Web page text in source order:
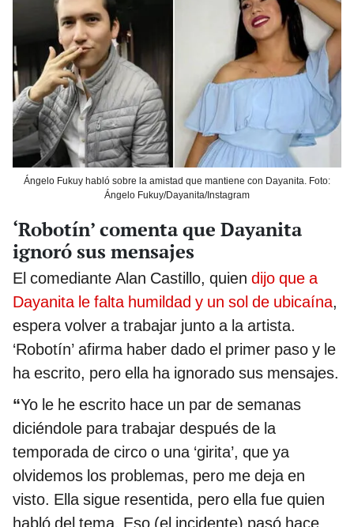
Ángelo Fukuy habló sobre la amistad que mantiene con Dayanita. Foto:
Ángelo Fukuy/Dayanita/Instagram
‘Robotín’ comenta que Dayanita
ignoró sus mensajes
El comediante Alan Castillo, quien dijo que a
Dayanita le falta humildad y un sol de ubicaína,
espera volver a trabajar junto a la artista.
‘Robotín’ afirma haber dado el primer paso y le
ha escrito, pero ella ha ignorado sus mensajes.
“Yo le he escrito hace un par de semanas
diciéndole para trabajar después de la
temporada de circo o una ‘girita’, que ya
olvidemos los problemas, pero me deja en
visto. Ella sigue resentida, pero ella fue quien
habló del tema. Eso (el incidente) pasó hace